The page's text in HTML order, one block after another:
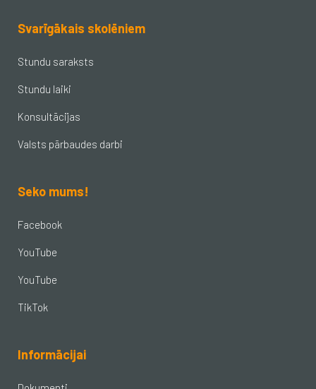
Svarīgākais skolēniem
Stundu saraksts
Stundu laiki
Konsultācijas
Valsts pārbaudes darbi
Seko mums!
Facebook
YouTube
YouTube
TikTok
Informācijai